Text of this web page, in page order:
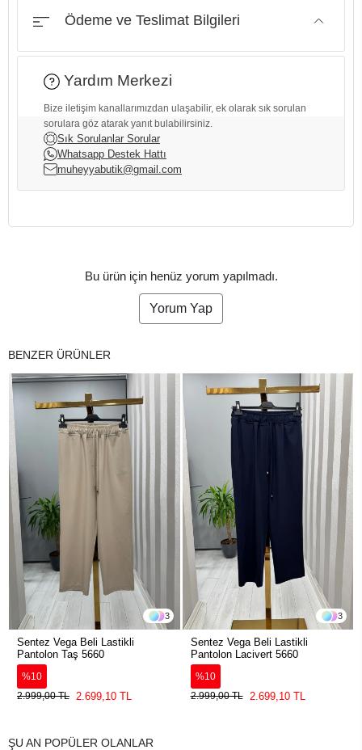
Ödeme ve Teslimat Bilgileri
Yardım Merkezi
Bize iletişim kanallarımızdan ulaşabilir, ek olarak sık sorulan
sorulara göz atarak yanıt bulabilirsiniz.
Sık Sorulanlar Sorular
Whatsapp Destek Hattı
muheyyabutik@gmail.com
Bu ürün için henüz yorum yapılmadı.
Yorum Yap
BENZER ÜRÜNLER
3
Sentez Vega Beli Lastikli
Pantolon Taş 5660
%10
2.999,00 TL
2.699,10 TL
3
Sentez Vega Beli Lastikli
Pantolon Lacivert 5660
%10
2.999,00 TL
2.699,10 TL
ŞU AN POPÜLER OLANLAR